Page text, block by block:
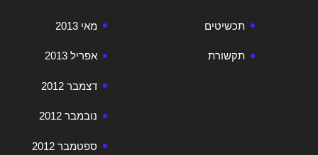
מאי 2013
אפריל 2013
דצמבר 2012
נובמבר 2012
ספטמבר 2012
תכשיטים
תקשורת